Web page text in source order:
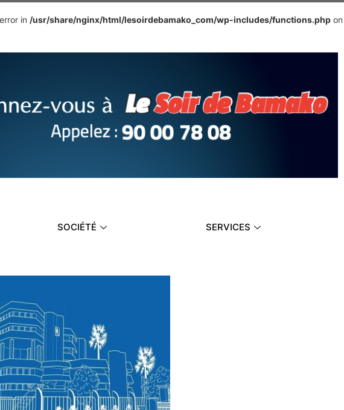
in /usr/share/nginx/html/lesoirdebamako_com/wp-includes/functions.php on
SOCIÉTÉ SERVICES